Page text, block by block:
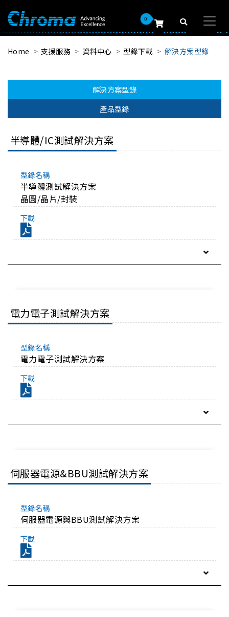
0
Home 支援服務 資料中心 型錄下載 解決方案型錄
解決方案型錄
產品型錄
半導體/IC測試解決方案
半導體測試解決方案
晶圓/晶片/封裝
電力電子測試解決方案
電力電子測試解決方案
伺服器電源&BBU測試解決方案
伺服器電源與BBU測試解決方案